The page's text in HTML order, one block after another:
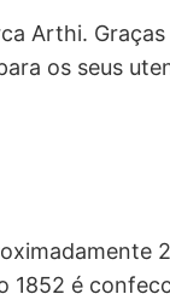
R
$
2
Arthi.
os seus
1852 é